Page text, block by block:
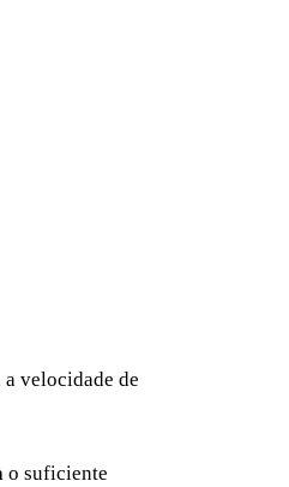
a velocidade de
o suficiente